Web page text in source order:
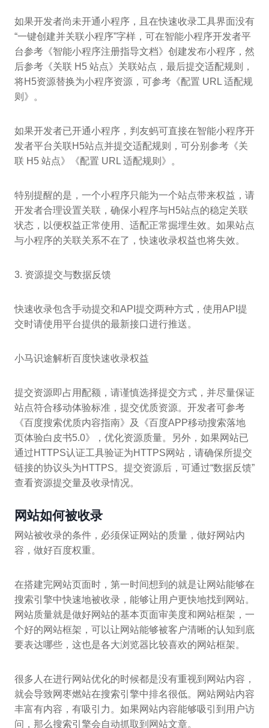
如果开发者尚未开通小程序，且在快速收录工具界面没有
“一键创建并关联小程序”字样，可在智能小程序开发者平
台参考《智能小程序注册指导文档》创建发布小程序，然
后参考《关联 H5 站点》关联站点，最后提交适配规则，
将H5资源替换为小程序资源，可参考《配置 URL 适配规
则》。
如果开发者已开通小程序，判友蚂可直接在智能小程序开
发者平台关联H5站点并提交适配规则，可分别参考《关
联 H5 站点》《配置 URL 适配规则》。
特别提醒的是，一个小程序只能为一个站点带来权益，请
开发者合理设置关联，确保小程序与H5站点的稳定关联
状态，以便权益正常使用、适配正常掘埋生效。如果站点
与小程序的关联关系不在了，快速收录权益也将失效。
3. 资源提交与数据反馈
快速收录包含手动提交和API提交两种方式，使用API提
交时请使用平台提供的最新接口进行推送。
小马识途解析百度快速收录权益
提交资源即占用配额，请谨慎选择提交方式，并尽量保证
站点符合移动体验标准，提交优质资源。开发者可参考
《百度搜索优质内容指南》及《百度APP移动搜索落地
页体验白皮书5.0》，优化资源质量。另外，如果网站已
通过HTTPS认证工具验证为HTTPS网站，请确保所提交
链接的协议头为HTTPS。提交资源后，可通过“数据反馈”
查看资源提交量及收录情况。
网站如何被收录
网站被收录的条件，必须保证网站的质量，做好网站内
容，做好百度权重。
在搭建完网站页面时，第一时间想到的就是让网站能够在
搜索引擎中快速地被收录，能够让用户更快地找到网站。
网站质量就是做好网站的基本页面审美度和网站框架，一
个好的网站框架，可以让网站能够被客户清晰的认知到底
要表达哪些，这也是各大浏览器比较喜欢的网站框架。
很多人在进行网站优化的时候都是没有重视到网站内容，
就会导致网枣燃站在搜索引擎中排名很低。网站网站内容
丰富有内容，有吸引力。如果网站内容能够吸引到用户访
问，那么搜索引擎会自动抓取到网站文章。